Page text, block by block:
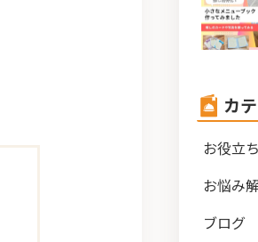
カ
お役立
お悩み
ブログ